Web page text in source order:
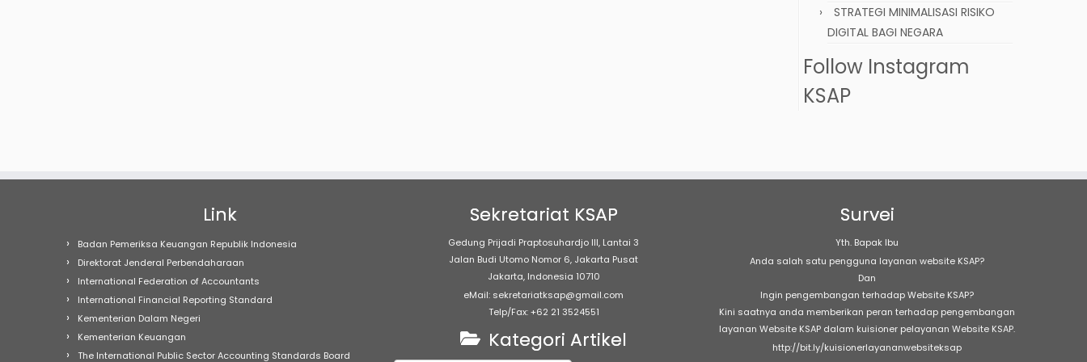
STRATEGI MINIMALISASI RISIKO
DIGITAL BAGI NEGARA
Follow Instagram
KSAP
Link
Badan Pemeriksa Keuangan Republik Indonesia
Direktorat Jenderal Perbendaharaan
International Federation of Accountants
International Financial Reporting Standard
Kementerian Dalam Negeri
Kementerian Keuangan
The International Public Sector Accounting Standards Board
Sekretariat KSAP
Gedung Prijadi Praptosuhardjo III, Lantai 3
Jalan Budi Utomo Nomor 6, Jakarta Pusat
Jakarta, Indonesia 10710
eMail: sekretariatksap@gmail.com
Telp/Fax: +62 21 3524551
Kategori Artikel
Survei
Yth. Bapak Ibu
Anda salah satu pengguna layanan website KSAP?
Dan
Ingin pengembangan terhadap Website KSAP?
Kini saatnya anda memberikan peran terhadap pengembangan
layanan Website KSAP dalam kuisioner pelayanan Website KSAP.
http://bit.ly/kuisionerlayananwebsiteksap